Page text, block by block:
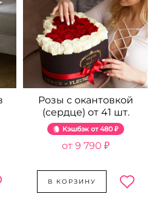
Розы с окантовкой
(сердце) от 41 шт.
Кэшбэк 480 ₽
9 790 ₽
В КОРЗИНУ